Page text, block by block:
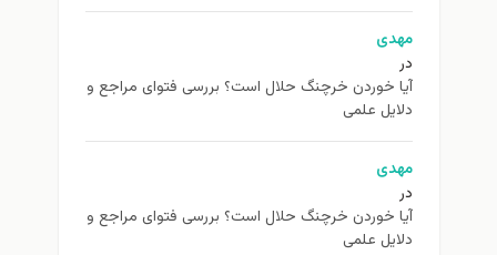
مهدی
در
آیا خوردن خرچنگ حلال است؟ بررسی فتوای مراجع و
دلایل علمی
مهدی
در
آیا خوردن خرچنگ حلال است؟ بررسی فتوای مراجع و
دلایل علمی